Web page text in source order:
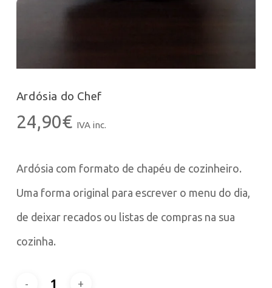
Ardósia do Chef
24,90€ IVA inc.
Ardósia com formato de chapéu de cozinheiro.
Uma forma original para escrever o menu do dia,
de deixar recados ou listas de compras na sua
cozinha.